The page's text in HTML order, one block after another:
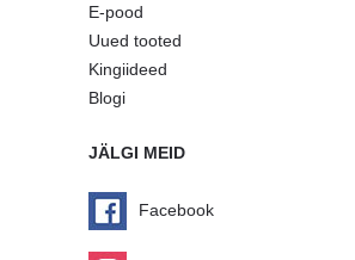
E-pood
Uued tooted
Kingiideed
Blogi
JÄLGI MEID
Facebook